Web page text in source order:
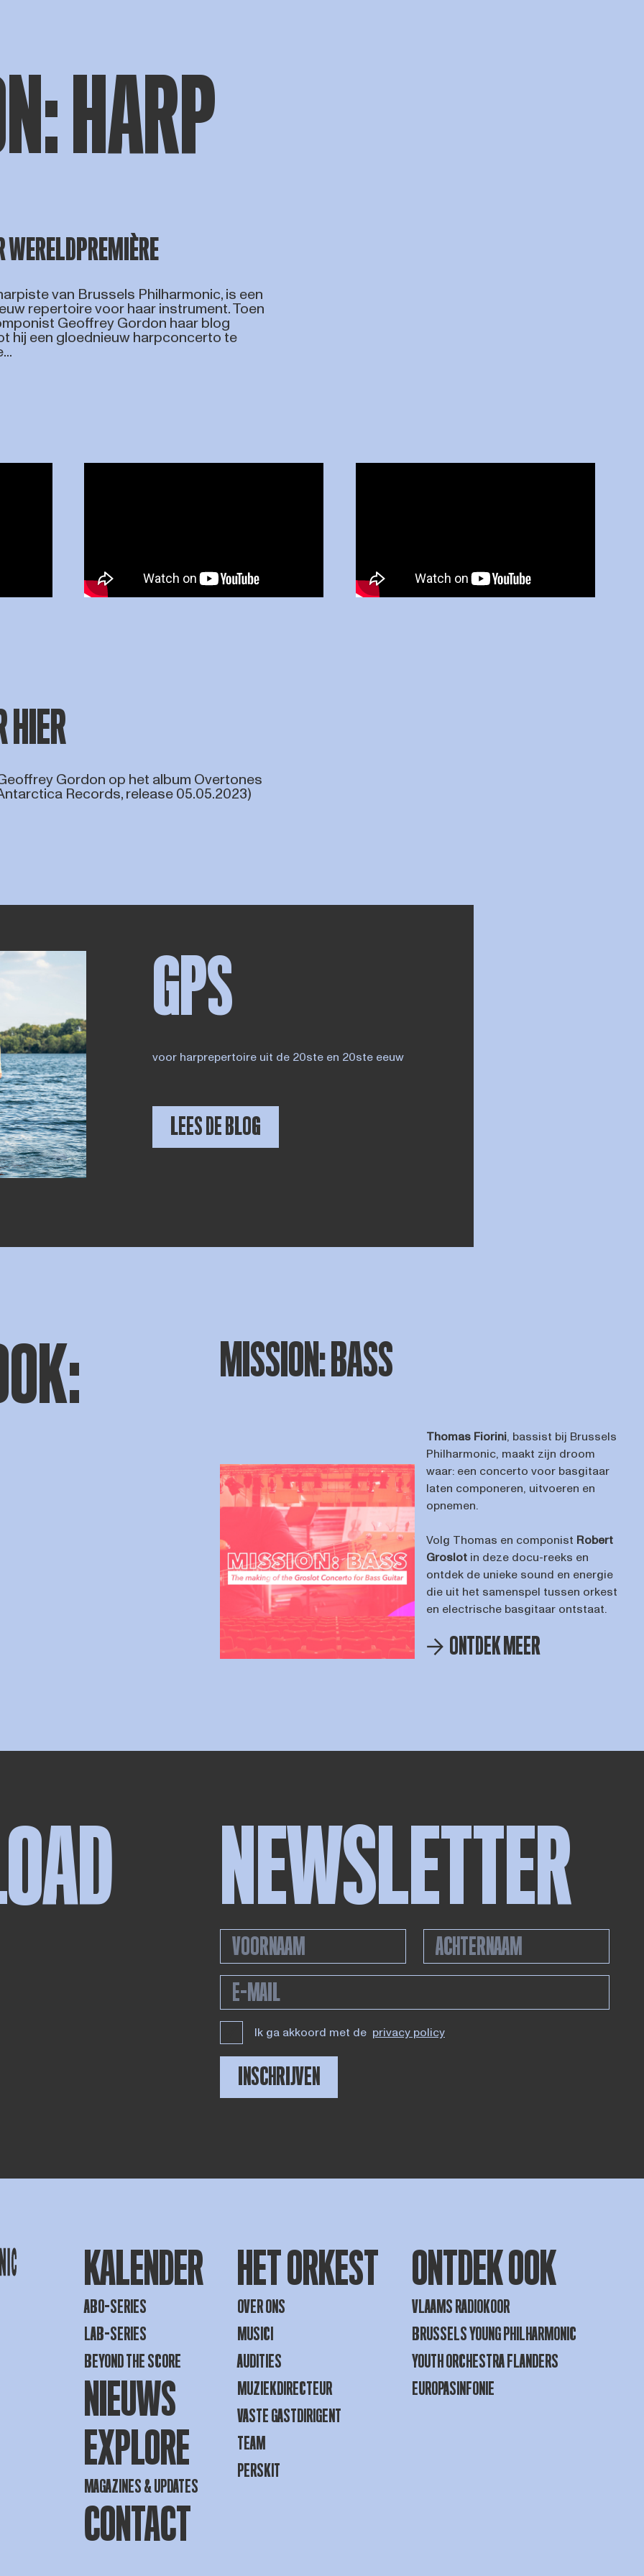
HARP
WERELDPREMIÈRE
van Brussels Philharmonic, is een
repertoire voor haar instrument. Toen
Geoffrey Gordon haar blog
hij een gloednieuw harpconcerto te
HIER
Gordon op het album Overtones
Records, release 05.05.2023)
GPS
voor harprepertoire uit de 20ste en 20ste eeuw
LEES DE BLOG
MISSION: BASS
Thomas Fiorini, bassist bij Brussels
Philharmonic, maakt zijn droom
waar: een concerto voor basgitaar
laten componeren, uitvoeren en
opnemen.
Volg Thomas en componist Robert
Groslot in deze docu-reeks en
ontdek de unieke sound en energie
die uit het samenspel tussen orkest
en electrische basgitaar ontstaat.
ONTDEK MEER
NEWSLETTER
Ik ga akkoord met de privacy policy
INSCHRIJVEN
KALENDER
ABO-SERIES
LAB-SERIES
BEYOND THE SCORE
NIEUWS
EXPLORE
MAGAZINES & UPDATES
CONTACT
HET ORKEST
OVER ONS
MUSICI
AUDITIES
MUZIEKDIRECTEUR
VASTE GASTDIRIGENT
TEAM
PERSKIT
ONTDEK OOK
VLAAMS RADIOKOOR
BRUSSELS YOUNG PHILHARMONIC
YOUTH ORCHESTRA FLANDERS
EUROPASINFONIE